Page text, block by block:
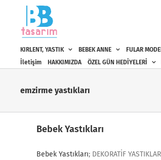
content
KIRLENT, YASTIK BEBEK ANNE FULAR
İletişim
HAKKIMIZDA ÖZEL GÜN HEDİYELERİ
emzirme yastıkları
Bebek Yastıkları
Bebek Yastıkları; DEKORATİF